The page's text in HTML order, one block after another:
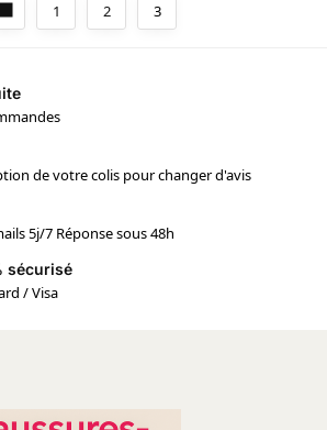
1 2 3
de votre colis pour changer d'avis
5j/7 Réponse sous 48h
sécurisé
/ Visa